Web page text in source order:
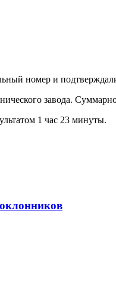
номер и подтверждали
завода.
1 час 23 минуты.